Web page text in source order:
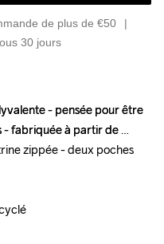
de plus de €50
30 jours
- pensée pour être
- fabriquée à partir de
zippée - deux poches
- pensée pour être
- fabriquée à partir de
zippée - deux poches